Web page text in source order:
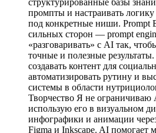
структурированные базы
промпты и настраивать логику
под конкретные ниши. Prompt
сильных сторон — prompt
«разговаривать» с AI так,
точные и полезные
создавать контент для
автоматизировать рутину и
системы в области
Творчество Я не ограничиваю
использую его в визуальном
инфографики и анимации
Figma и Inkscape. AI помогает